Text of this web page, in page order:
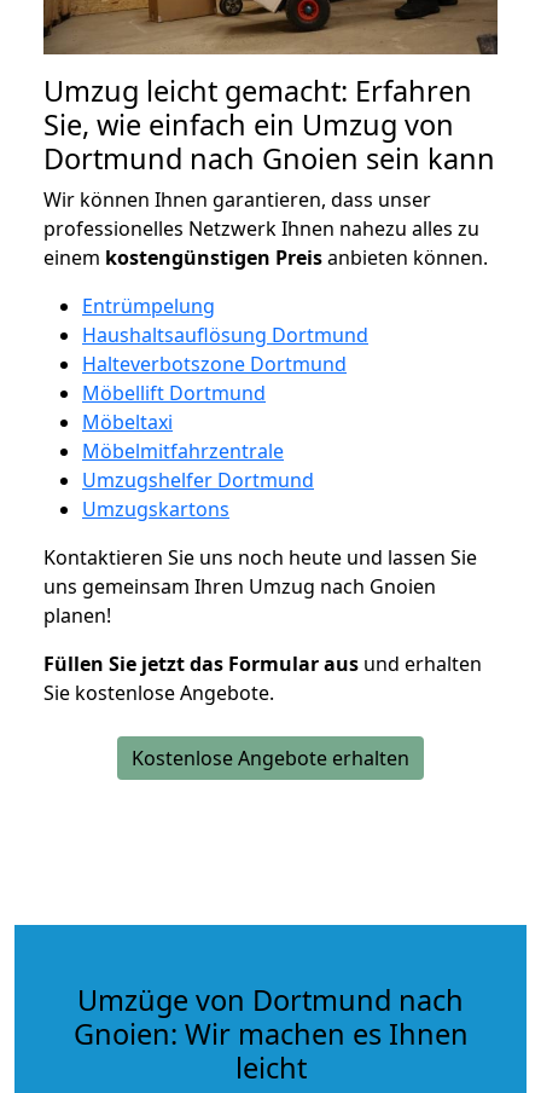
Umzug leicht gemacht: Erfahren
Sie, wie einfach ein Umzug von
Dortmund nach Gnoien sein kann
Wir können Ihnen garantieren, dass unser
professionelles Netzwerk Ihnen nahezu alles zu
einem kostengünstigen Preisanbieten können.
Entrümpelung
Haushaltsauflösung Dortmund
Halteverbotszone Dortmund
Möbellift Dortmund
Möbeltaxi
Möbelmitfahrzentrale
Umzugshelfer Dortmund
Umzugskartons
Kontaktieren Sie uns noch heute und lassen Sie
uns gemeinsam Ihren Umzug nach Gnoien
planen!
Füllen Sie jetzt das Formular aus und erhalten
Sie kostenlose Angebote.
Kostenlose Angebote erhalten
Umzüge von Dortmund nach
Gnoien: Wir machen es Ihnen
leicht